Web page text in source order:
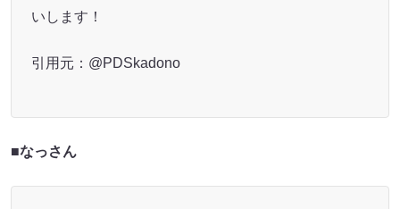
いします！
引用元：@PDSkadono
■なっさん